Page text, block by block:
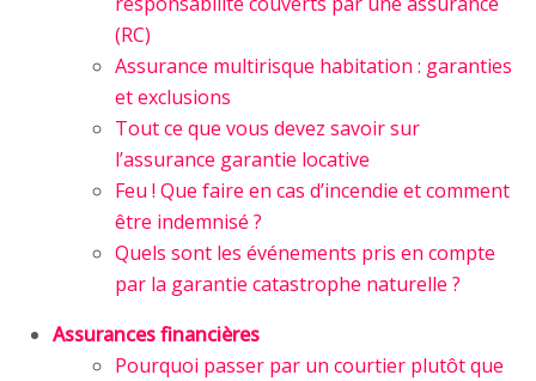
(RC)
Assurance multirisque habitation : garanties
et exclusions
Tout ce que vous devez savoir sur
l’assurance garantie locative
Feu ! Que faire en cas d’incendie et comment
être indemnisé ?
Quels sont les événements pris en compte
par la garantie catastrophe naturelle ?
Assurances financières
Pourquoi passer par un courtier plutôt que